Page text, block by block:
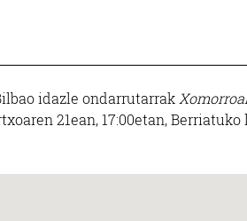
idazle ondarrutarrak
21ean, 17:00etan, Berriatuko